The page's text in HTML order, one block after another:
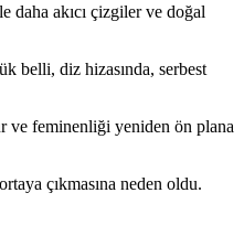
daha akıcı çizgiler ve doğal
belli, diz hizasında, serbest
ve feminenliği yeniden ön plana
çıkmasına neden oldu.